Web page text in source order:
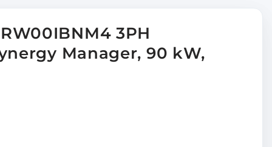
3PH
Manager, 90 kW,